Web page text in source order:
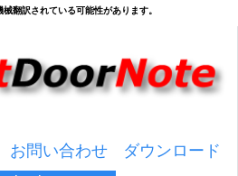
お問い合わせ ダウンロード